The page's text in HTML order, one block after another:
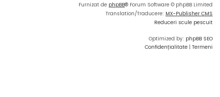
Furnizat de phpBB® Forum Software © phpBB Limited
Translation/Traducere: MX-Publisher CMS
Reduceri scule pescuit
Optimized by: phpBB SEO
Confidențialitate | Termeni